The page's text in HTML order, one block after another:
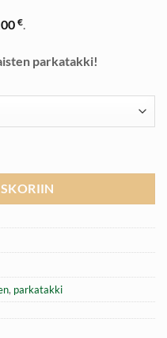
€.
€.
parkatakki!
, parkatakki